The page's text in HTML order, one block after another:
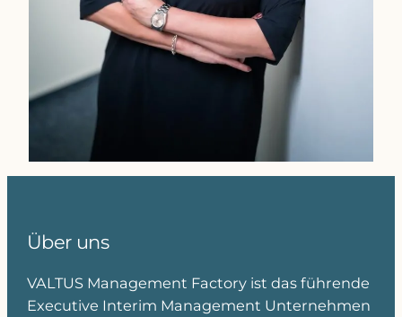
Über uns
VALTUS Management Factory ist das führende
Executive Interim Management Unternehmen